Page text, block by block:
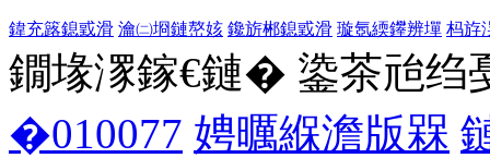
鍏充簬鎴戜滑 瀹㈡埛鏈嶅姟 鑱旂郴鎴戜滑 璇氬緛鑻辨墠 杩斿
鐗堟潈鎵€鏈� 鍌茶兘绉
�010077 娉曞緥澹版槑